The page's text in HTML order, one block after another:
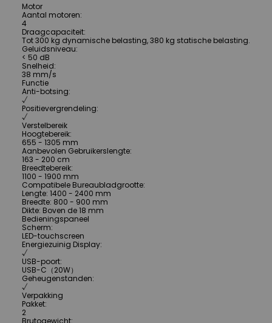
Motor
Aantal motoren:
4
Draagcapaciteit:
Tot 300 kg dynamische belasting, 380 kg statische belasting.
Geluidsniveau:
< 50 dB
Snelheid:
38 mm/s
Functie
Anti-botsing:
√
Positievergrendeling:
√
Verstelbereik
Hoogtebereik:
655 - 1305 mm
Aanbevolen Gebruikerslengte:
163 - 200 cm
Breedtebereik:
1100 - 1900 mm
Compatibele Bureaubladgrootte:
Lengte: 1400 - 2400 mm
Breedte: 800 - 900 mm
Dikte: Boven de 18 mm
Bedieningspaneel
Scherm:
LED-touchscreen
Energiezuinig Display:
√
USB-poort:
USB-C（20W）
Geheugenstanden:
√
Verpakking
Pakket:
2
Brutogewicht: